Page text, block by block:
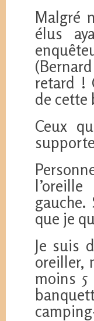
Malgré
élus
retard !
de cette
Ceux
que je
Je suis
oreiller,
moins